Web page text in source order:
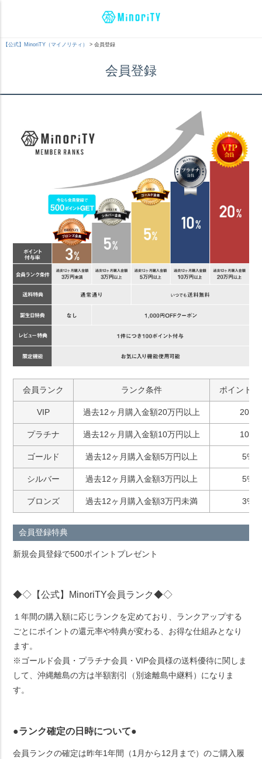
【公式】MinoriTY（マイノリティ） 会員登録
会員登録
会員ランク ランク条件 ポイント
VIP 過去12ヶ月購入金額20万円以上 20%
プラチナ 過去12ヶ月購入金額10万円以上 10%
ゴールド 過去12ヶ月購入金額5万円以上 5%
シルバー 過去12ヶ月購入金額3万円以上 5%
ブロンズ 過去12ヶ月購入金額3万円未満 3%
会員登録特典
新規会員登録で500ポイントプレゼント
◆◇【公式】MinoriTY会員ランク◆◇
１年間の購入額に応じランクを定めており、ランクアップする
ごとにポイントの還元率や特典が変わる、お得な仕組みとなり
ます。
※ゴールド会員・プラチナ会員・VIP会員様の送料優待に関しま
して、沖縄離島の方は半額割引（別途離島中継料）になりま
す。
●ランク確定の日時について●
会員ランクの確定は昨年1年間（1月から12月まで）のご購入履